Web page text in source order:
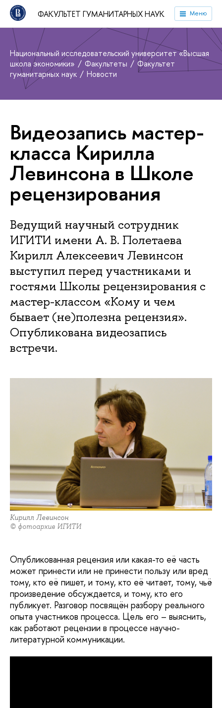
ФАКУЛЬТЕТ ГУМАНИТАРНЫХ НАУК Меню
Национальный исследовательский университет «Высшая
школа экономики»
Факультеты
Факультет
гуманитарных наук
Новости
Видеозапись мастер-
класса Кирилла
Левинсона в Школе
рецензирования
Ведущий научный сотрудник
ИГИТИ имени А. В. Полетаева
Кирилл Алексеевич Левинсон
выступил перед участниками и
гостями Школы рецензирования с
мастер-классом «Кому и чем
бывает (не)полезна рецензия».
Опубликована видеозапись
встречи.
Кирилл Левинсон
© фотоархив ИГИТИ
Опубликованная рецензия или какая-то её часть
может принести или не принести пользу или вред
тому, кто её пишет, и тому, кто её читает, тому, чьё
произведение обсуждается, и тому, кто его
публикует. Разговор посвящён разбору реального
опыта участников процесса. Цель его – выяснить,
как работают рецензии в процессе научно-
литературной коммуникации.